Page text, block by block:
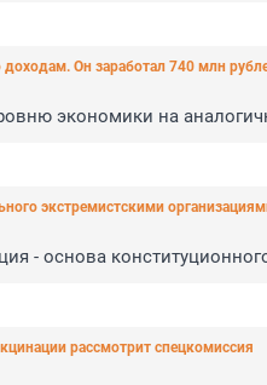
доходам. Он заработал 740 млн
экономики на
экстремистскими
- основа
рассмотрит спецкомиссия